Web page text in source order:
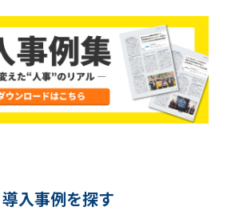
導入事例を探す